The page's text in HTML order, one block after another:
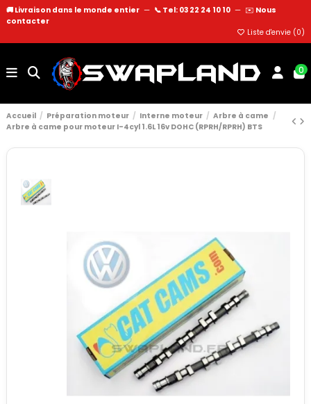
🚚 Livraison dans le monde entier — 📞 Tel: 03 22 24 10 10 — ✉️ Nous
contacter
Liste d'envie (0)
0
Accueil Préparation moteur Interne moteur
Arbre à came
Arbre à came pour moteur I-4cyl 1.6L 16v DOHC (RPRH/RPRH) BTS